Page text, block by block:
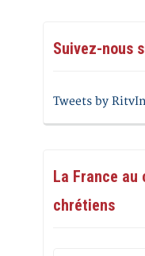
Suivez-nous
Tweets by
La France
chrétiens